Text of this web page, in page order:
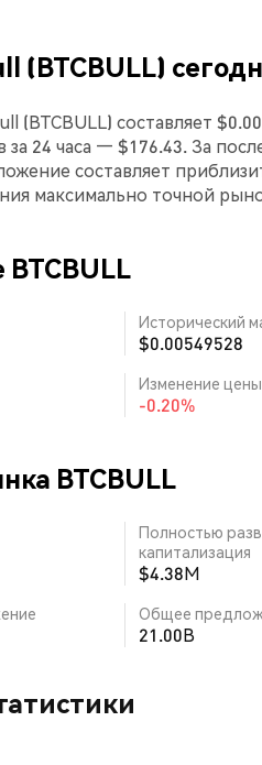
(BTCBULL)
(BTCBULL) составляет
24 часа — $176.43. За
составляет
максимально точной
Исторический
$0.00549528
Изменение цены
-0.20%
BTCBULL
Полностью
капитализация
$4.38M
Общее
21.00B